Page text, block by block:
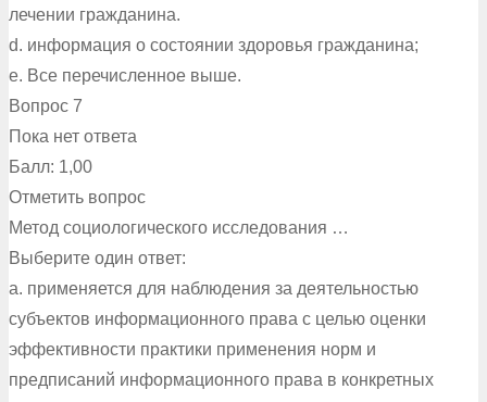
лечении гражданина.
d. информация о состоянии здоровья гражданина;
e. Все перечисленное выше.
Вопрос 7
Пока нет ответа
Балл: 1,00
Отметить вопрос
Метод социологического исследования …
Выберите один ответ:
a. применяется для наблюдения за деятельностью
субъектов информационного права с целью оценки
эффективности практики применения норм и
предписаний информационного права в конкретных